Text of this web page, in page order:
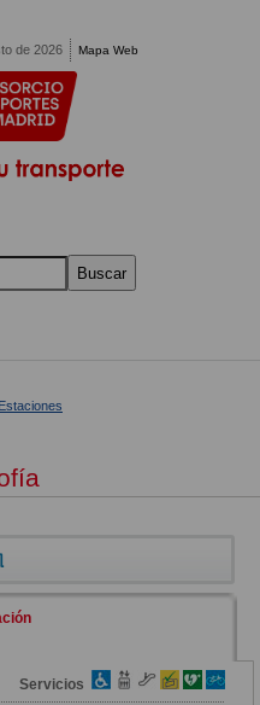
de 2026 Mapa Web
Buscar
Estaciones
Servicios